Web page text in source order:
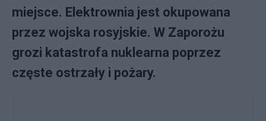
miejsce. Elektrownia jest okupowana
przez wojska rosyjskie. W Zaporożu
grozi katastrofa nuklearna poprzez
częste ostrzały i pożary.